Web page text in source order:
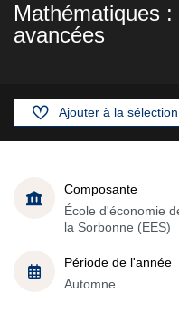
Mathématiques
avancées
Ajouter à la sélection
Composante
École d'économie
la Sorbonne (EES)
Période de l'année
Automne